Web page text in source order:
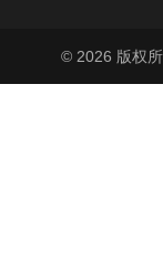
© 2026 版权